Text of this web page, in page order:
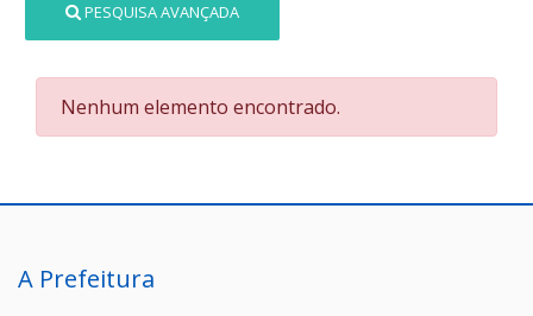
PESQUISA AVANÇADA
Nenhum elemento encontrado.
A Prefeitura